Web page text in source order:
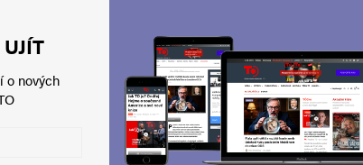
hlas o obsahu ani nemluvě
o nových